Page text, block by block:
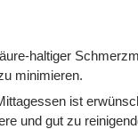
haltiger
minimieren.
ist
und gut zu